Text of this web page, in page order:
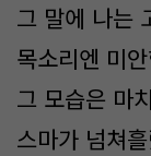
그 말에 나는
목소리엔 미
그 모습은 마
스마가 넘쳐